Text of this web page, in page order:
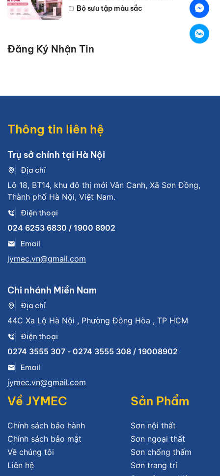
Bộ sưu tập màu sắc
Đăng Ký Nhận Tin
Thông tin liên hệ
Trụ sở chính tại Hà Nội
Địa chỉ
Lô 18, BT14, khu đô thị mới Vân Canh, Xã Sơn Đồng,
Thành phố Hà Nội, Việt Nam.
Điện thoại
024 6253 6830 / 1900 8902
Email
jymec.vn@gmail.com
Chi nhánh Miền Nam
Địa chỉ
44C Xa Lộ Hà Nội , Phường Đông Hòa , TP HCM
Điện thoại
0274 3555 307 - 0274 3555 308 / 19008902
Email
jymec.vn@gmail.com
Về JYMEC
Chính sách bảo hành
Chính sách bảo mật
Về chúng tôi
Liên hệ
Sản Phẩm
Sơn nội thất
Sơn ngoại thất
Sơn chống thấm
Sơn trang trí